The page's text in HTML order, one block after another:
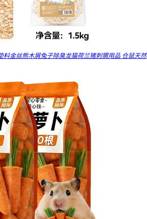
料金丝熊木屑兔子除臭龙猫荷兰猪刺猬用品 仓鼠天然